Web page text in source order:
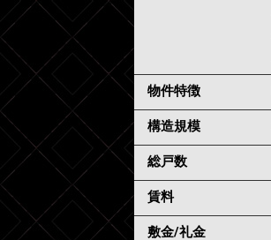
物件特徴
構造規模
総戸数
賃料
敷金/礼金